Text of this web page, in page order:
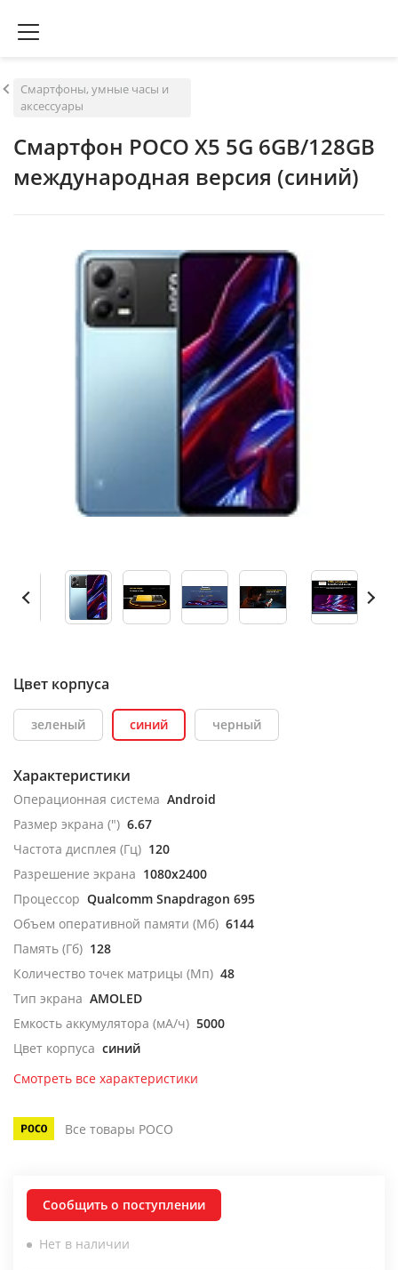
Смартфоны, умные часы и
аксессуары
Смартфон POCO X5 5G 6GB/128GB
международная версия (синий)
Цвет корпуса
зеленый синий черный
Характеристики
Операционная система Android
Размер экрана (") 6.67
Частота дисплея (Гц) 120
Разрешение экрана 1080x2400
Процессор Qualcomm Snapdragon 695
Объем оперативной памяти (Мб) 6144
Память (Гб) 128
Количество точек матрицы (Мп) 48
Тип экрана AMOLED
Емкость аккумулятора (мА/ч) 5000
Цвет корпуса синий
Смотреть все характеристики
Все товары POCO
Сообщить о поступлении
Нет в наличии